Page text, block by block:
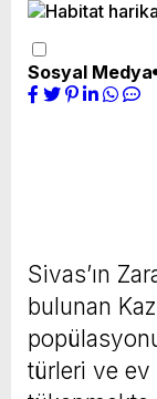
Sosyal Medya
Sivas’ın
bulunan
türleri ve ev